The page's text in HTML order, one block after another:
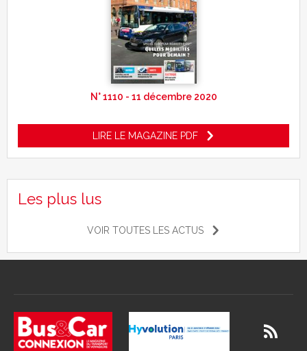
N° 1110 - 11 décembre 2020
LIRE LE MAGAZINE PDF
Les plus lus
VOIR TOUTES LES ACTUS